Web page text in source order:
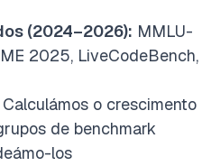
(2024–2026): MMLU-
2025, LiveCodeBench,
Calculámos o crescimento
de benchmark
los